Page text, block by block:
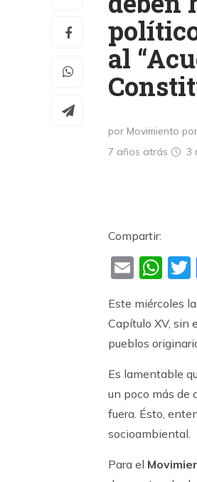
al
por Movimiento
7 años atrás
3
Compartir:
Email
Este miércoles
Capítulo XV, sin
pueblos
Es lamentable
un poco más de
fuera. Ésto,
socioambiental.
Para el